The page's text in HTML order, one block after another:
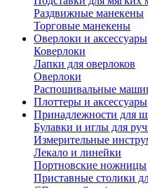
Раздвижные манекены
Торговые манекены
Оверлоки и аксессуары
Коверлоки
Лапки для оверлоков
Оверлоки
Распошивальные
Плоттеры и аксессуары
Принадлежности для
Булавки и иглы для
Измерительные
Лекало и линейки
Портновские ножницы
Приставные столики